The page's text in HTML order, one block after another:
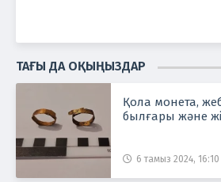
ТАҒЫ ДА ОҚЫҢЫЗДАР
Қола монета,
былғары және
6 тамыз 2024, 16:10